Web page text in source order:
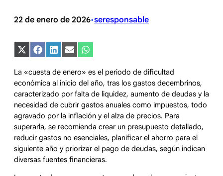
22 de enero de 2026•seresponsable
Compartir
en
(Twitter)
Compartir
en
Compartir
en
Compartir
en
Compartir
en
La «cuesta de enero» es el periodo de dificultad
económica al inicio del año, tras los gastos decembrinos,
caracterizado por falta de liquidez, aumento de deudas y la
necesidad de cubrir gastos anuales como impuestos, todo
agravado por la inflación y el alza de precios. Para
superarla, se recomienda crear un presupuesto detallado,
reducir gastos no esenciales, planificar el ahorro para el
siguiente año y priorizar el pago de deudas, según indican
diversas fuentes financieras.